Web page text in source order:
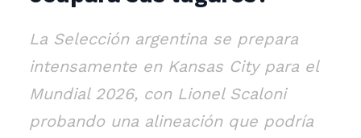
La Selección argentina se prepara
intensamente en Kansas City para el
Mundial 2026, con Lionel Scaloni
probando una alineación que podría